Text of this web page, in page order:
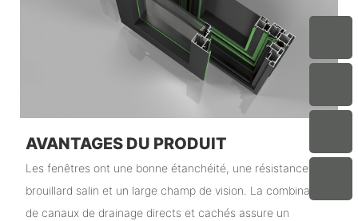
AVANTAGES DU PRODUIT
Les fenêtres ont une bonne étanchéité, une résistance au
brouillard salin et un large champ de vision. La combinaison
de canaux de drainage directs et cachés assure un